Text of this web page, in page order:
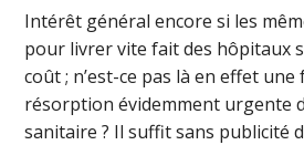
Intérêt général encore si les
pour livrer vite fait des hôpitaux
coût ; n’est-ce pas là en effet une
résorption évidemment urgente
sanitaire ? Il suffit sans publicité